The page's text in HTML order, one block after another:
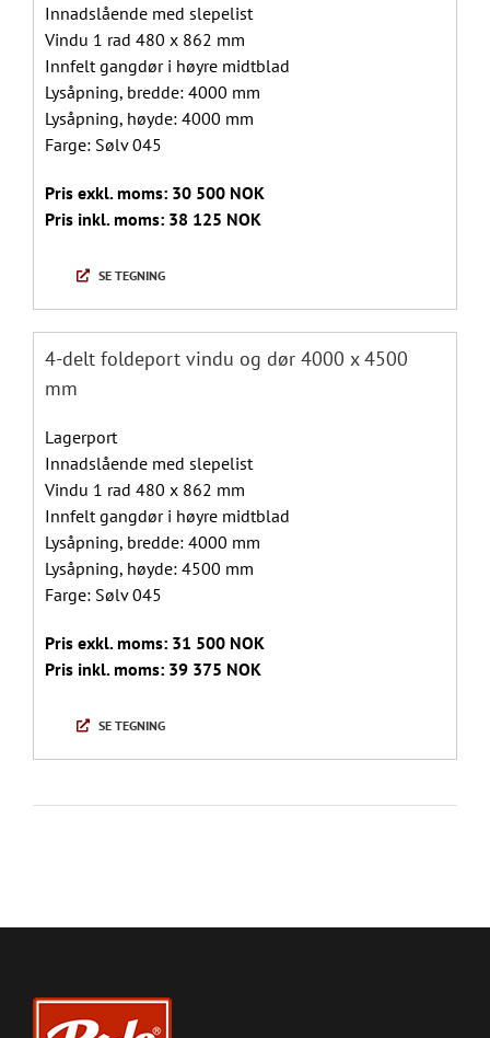
Innadslående med slepelist
Vindu 1 rad 480 x 862 mm
Innfelt gangdør i høyre midtblad
Lysåpning, bredde: 4000 mm
Lysåpning, høyde: 4000 mm
Farge: Sølv 045
Pris exkl. moms: 30 500 NOK
Pris inkl. moms: 38 125 NOK
SE TEGNING
4-delt foldeport vindu og dør 4000 x 4500
mm
Lagerport
Innadslående med slepelist
Vindu 1 rad 480 x 862 mm
Innfelt gangdør i høyre midtblad
Lysåpning, bredde: 4000 mm
Lysåpning, høyde: 4500 mm
Farge: Sølv 045
Pris exkl. moms: 31 500 NOK
Pris inkl. moms: 39 375 NOK
SE TEGNING